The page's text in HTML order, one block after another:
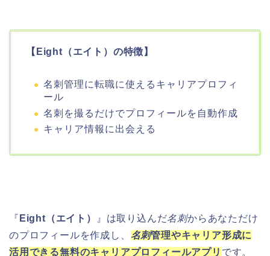
【Eight（エイト）の特徴】
名刺管理に転職に使えるキャリアプロフィ
ール
名刺を撮るだけでプロフィールを自動作成
キャリア情報に出会える
『 Eight（エイト） 』は取り込んだ名刺からあなただけ
のプロフィールを作成し、 名刺管理やキャリア形成に
活用できる無料のキャリアプロフィールアプリ です。